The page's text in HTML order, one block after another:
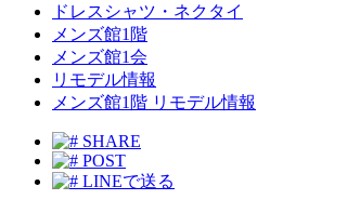
ドレスシャツ・ネクタイ
メンズ館1階
メンズ館1会
リモデル情報
メンズ館1階 リモデル情報
SHARE
POST
LINEで送る